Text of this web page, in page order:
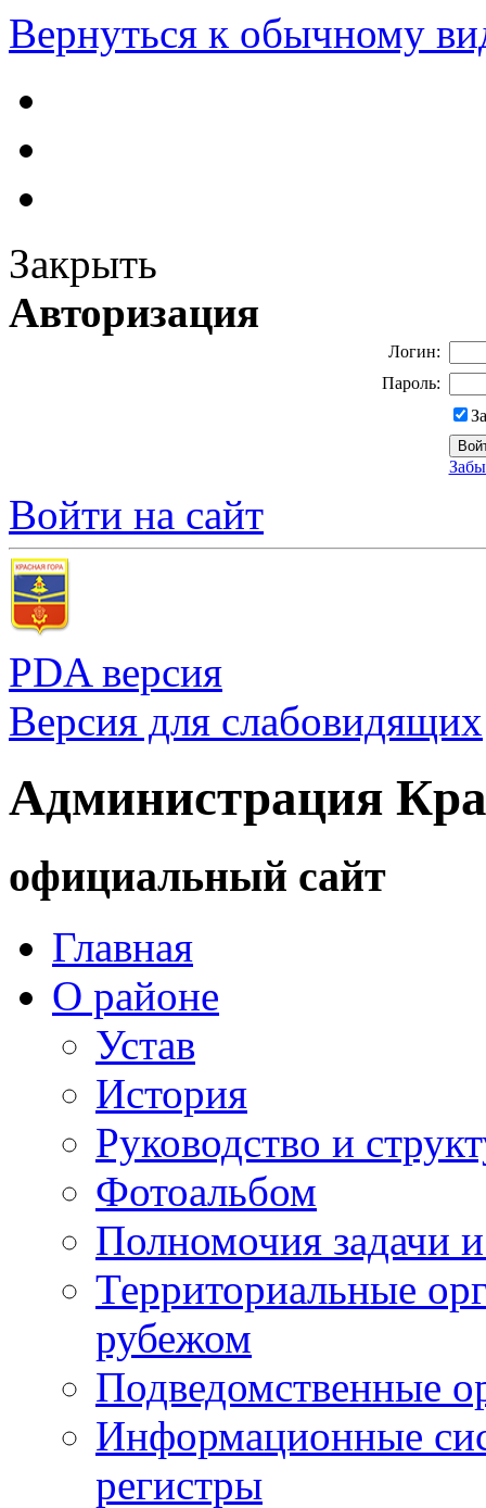
Вернуться к обычному
Закрыть
Авторизация
Логин:
Пароль:
Войти на сайт
PDA версия
Версия для слабовидящих
Администрация
официальный сайт
Главная
О районе
Устав
История
Руководство и
Фотоальбом
Полномочия задачи
Территориальные
рубежом
Подведомственные
Информационные
регистры